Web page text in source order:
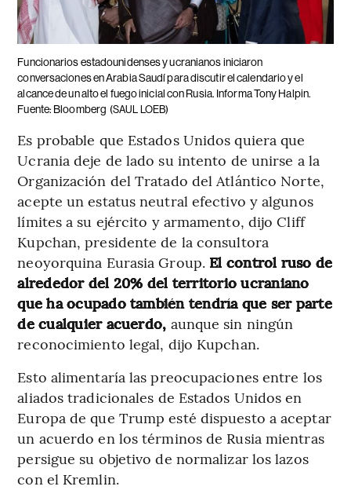
Funcionarios estadounidenses y ucranianos iniciaron
conversaciones en Arabia Saudí para discutir el calendario y el
alcance de un alto el fuego inicial con Rusia. Informa Tony Halpin.
Fuente: Bloomberg (SAUL LOEB)
Es probable que Estados Unidos quiera que
Ucrania deje de lado su intento de unirse a la
Organización del Tratado del Atlántico Norte,
acepte un estatus neutral efectivo y algunos
límites a su ejército y armamento, dijo Cliff
Kupchan, presidente de la consultora
neoyorquina Eurasia Group. El control ruso de
alrededor del 20% del territorio ucraniano
que ha ocupado también tendría que ser parte
de cualquier acuerdo, aunque sin ningún
reconocimiento legal, dijo Kupchan.
Esto alimentaría las preocupaciones entre los
aliados tradicionales de Estados Unidos en
Europa de que Trump esté dispuesto a aceptar
un acuerdo en los términos de Rusia mientras
persigue su objetivo de normalizar los lazos
con el Kremlin.